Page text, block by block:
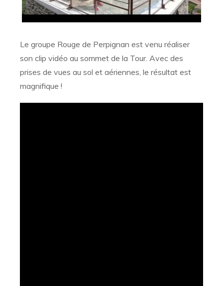
Le groupe Rouge de Perpignan est venu réaliser
son clip vidéo au sommet de la Tour. Avec des
prises de vues au sol et aériennes, le résultat est
magnifique !